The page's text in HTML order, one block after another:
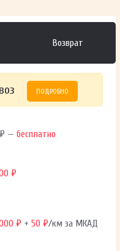
Возврат
ПОДРОБНО
₽ —бесплатно
₽
₽ +50 ₽/км за МКАД